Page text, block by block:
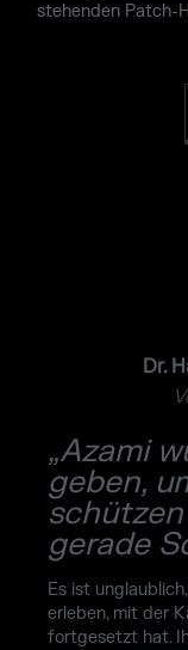
stehenden Patch-
Dr.
„Azami
geben,
gerade
Es ist
erleben, mit der
fortgesetzt hat.